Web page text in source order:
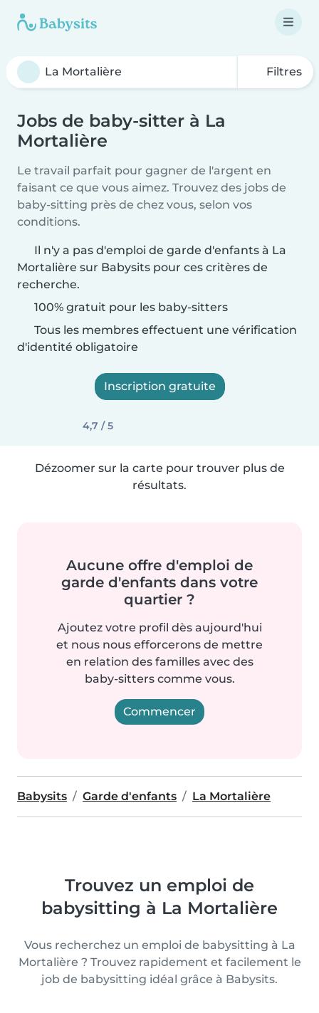
Filtres
Jobs de baby-sitter à La
Mortalière
Le travail parfait pour gagner de l'argent en
faisant ce que vous aimez. Trouvez des jobs de
baby-sitting près de chez vous, selon vos
conditions.
Il n'y a pas d'emploi de garde d'enfants à La
Mortalière sur Babysits pour ces critères de
recherche.
100% gratuit pour les baby-sitters
Tous les membres effectuent une vérification
d'identité obligatoire
Inscription gratuite
4,7 / 5
Dézoomer sur la carte pour trouver plus de
résultats.
Aucune offre d'emploi de
garde d'enfants dans votre
quartier ?
Ajoutez votre profil dès aujourd'hui
et nous nous efforcerons de mettre
en relation des familles avec des
baby-sitters comme vous.
Commencer
Babysits Garde d'enfants La Mortalière
Trouvez un emploi de
babysitting à La Mortalière
Vous recherchez un emploi de babysitting à La
Mortalière ? Trouvez rapidement et facilement le
job de babysitting idéal grâce à Babysits.